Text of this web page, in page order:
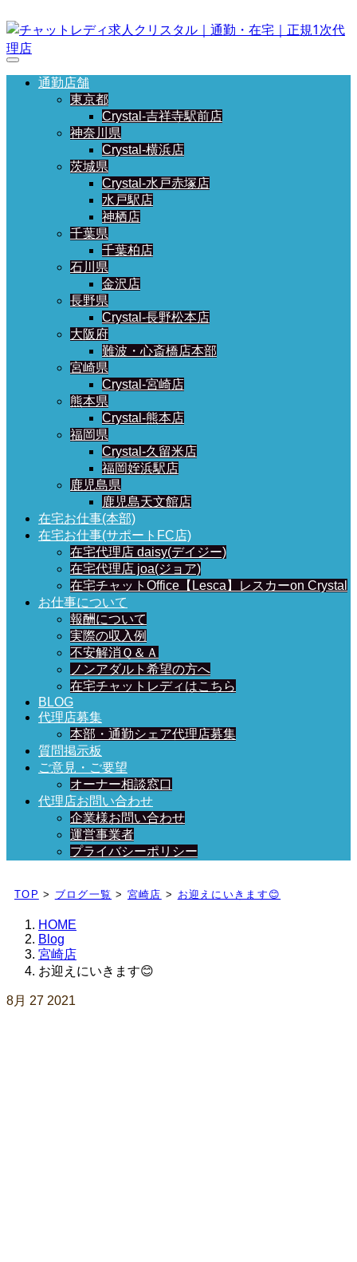
通勤店舗
東京都
Crystal-吉祥寺駅前店
神奈川県
Crystal-横浜店
茨城県
Crystal-水戸赤塚店
水戸駅店
神栖店
千葉県
千葉柏店
石川県
金沢店
長野県
Crystal-長野松本店
大阪府
難波・心斎橋店本部
宮崎県
Crystal-宮崎店
熊本県
Crystal-熊本店
福岡県
Crystal-久留米店
福岡姪浜駅店
鹿児島県
鹿児島天文館店
在宅お仕事(本部)
在宅お仕事(サポートFC店)
在宅代理店 daisy(デイジー)
在宅代理店 joa(ジョア)
在宅チャットOffice【Lesca】レスカーon Crystal
お仕事について
報酬について
実際の収入例
不安解消Ｑ＆Ａ
ノンアダルト希望の方へ
在宅チャットレディはこちら
BLOG
代理店募集
本部・通勤シェア代理店募集
質問掲示板
ご意見・ご要望
オーナー相談窓口
代理店お問い合わせ
企業様お問い合わせ
運営事業者
プライバシーポリシー
日々、ブログを更新中！
TOP > ブログ一覧 > 宮崎店 > お迎えにいきます😊
HOME
Blog
宮崎店
お迎えにいきます😊
8月 27 2021